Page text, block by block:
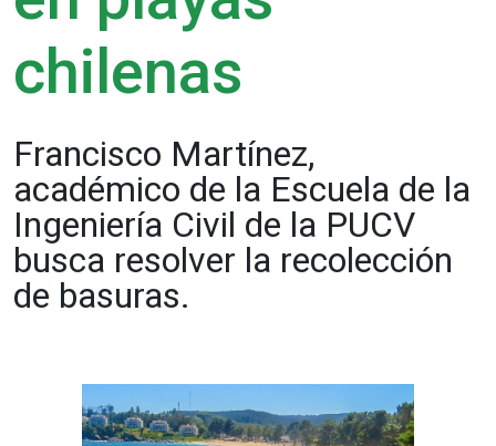
chilenas
Francisco Martínez,
académico de la Escuela de la
Ingeniería Civil de la PUCV
busca resolver la recolección
de basuras.